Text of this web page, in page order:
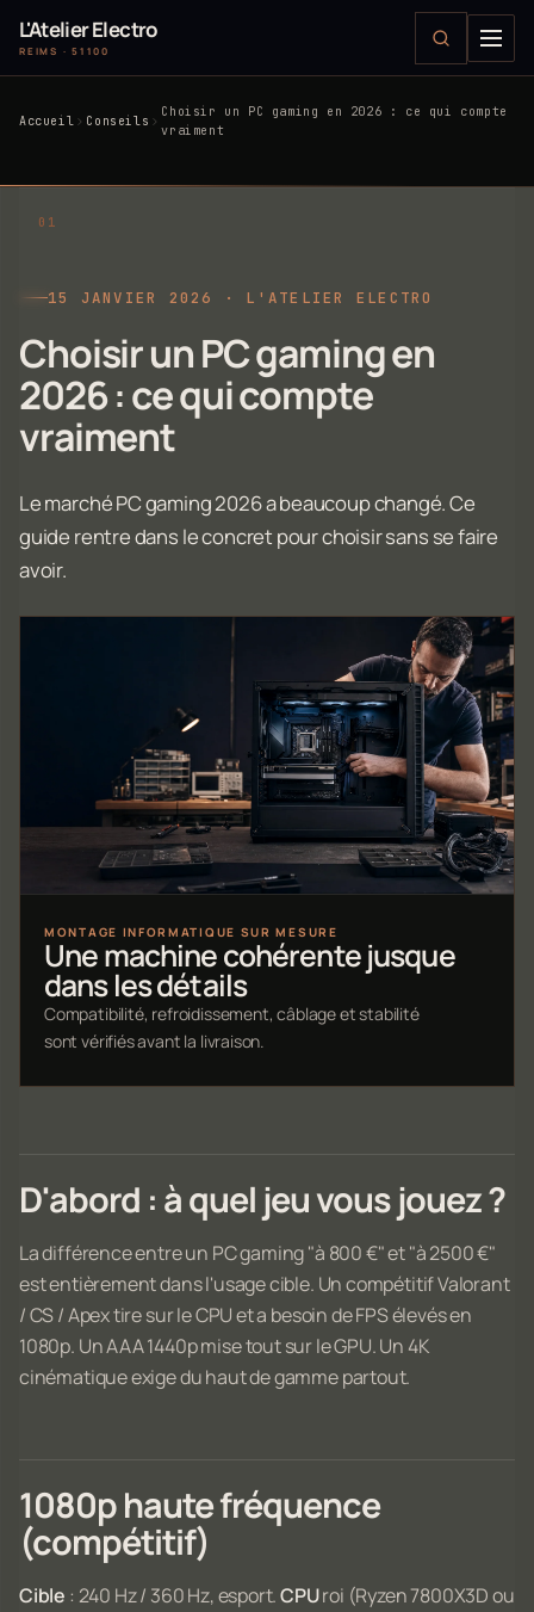
L'Atelier Electro
REIMS · 51100
Accueil Conseils
Choisir un PC gaming en 2026 : ce qui compte
vraiment
15 JANVIER 2026 · L'ATELIER ELECTRO
Choisir un PC gaming en
2026 : ce qui compte
vraiment
Le marché PC gaming 2026 a beaucoup changé. Ce
guide rentre dans le concret pour choisir sans se faire
avoir.
MONTAGE INFORMATIQUE SUR MESURE
Une machine cohérente jusque
dans les détails
Compatibilité, refroidissement, câblage et stabilité
sont vérifiés avant la livraison.
D'abord : à quel jeu vous jouez ?
La différence entre un PC gaming "à 800 €" et "à 2500 €"
est entièrement dans l'usage cible. Un compétitif Valorant
/ CS / Apex tire sur le CPU et a besoin de FPS élevés en
1080p. Un AAA 1440p mise tout sur le GPU. Un 4K
cinématique exige du haut de gamme partout.
1080p haute fréquence
(compétitif)
Cible : 240 Hz / 360 Hz, esport.CPUroi (Ryzen 7800X3D ou